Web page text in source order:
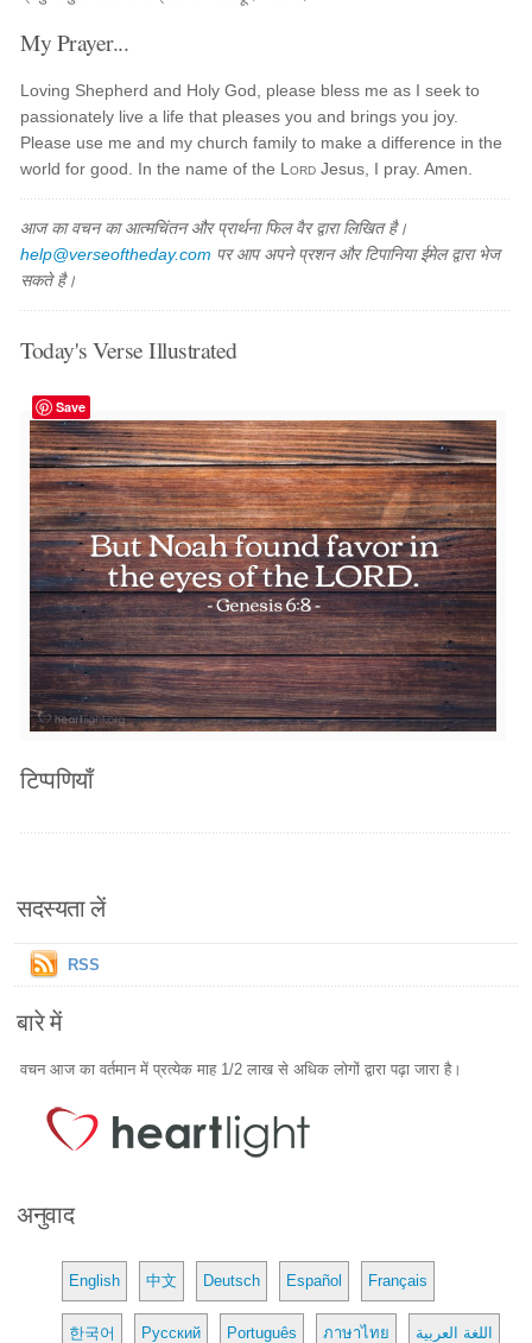
My Prayer...
Loving Shepherd and Holy God, please bless me as I seek to
passionately live a life that pleases you and brings you joy.
Please use me and my church family to make a difference in the
world for good. In the name of the Lord Jesus, I pray. Amen.
आज का वचन का आत्मचिंतन और प्रार्थना फिल वैर द्वारा लिखित है।
help@verseoftheday.com पर आप अपने प्रशन और टिपानिया ईमेल द्वारा भेज
सकते है।
Today's Verse Illustrated
Save
टिप्पणियाँ
सदस्यता लें
RSS
बारे में
वचन आज का वर्तमान में प्रत्येक माह 1/2 लाख से अधिक लोगों द्वारा पढ़ा जारा है।
अनुवाद
English 中文 Deutsch Español Français
한국어 Русский Português ภาษาไทย اللغة العربية